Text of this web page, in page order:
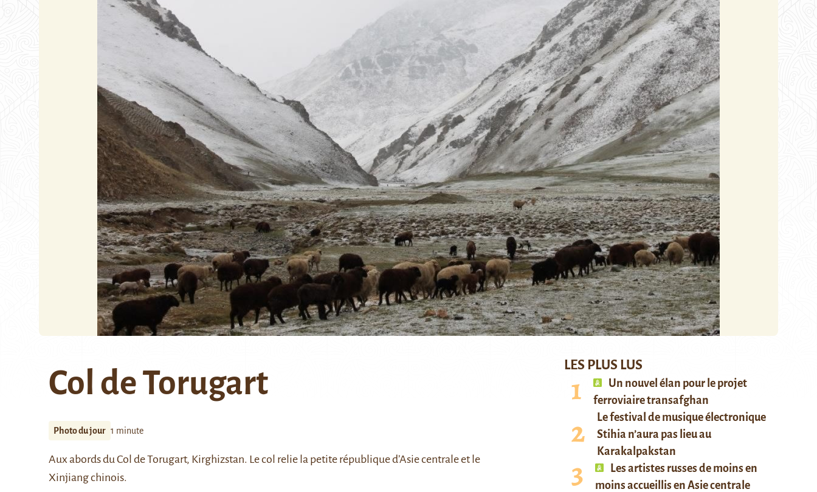
Col de Torugart
Photo du jour 1 minute
Aux abords duCol de Torugart, Kirghizstan. Le col relie la petite république d’Asie centrale et le
Xinjiang chinois.
LES PLUS LUS
Un nouvel élan pour le projet
ferroviaire transafghan
Le festival de musique électronique
Stihia n’aura pas lieu au
Karakalpakstan
Les artistes russes de moins en
moins accueillis en Asie centrale